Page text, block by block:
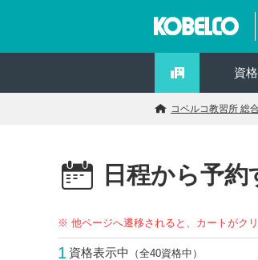
資
コベルコ教習所 総
日程から予約
※ 他ページへ遷移されると、カートがク
1 資格表示中 （全40資格中）